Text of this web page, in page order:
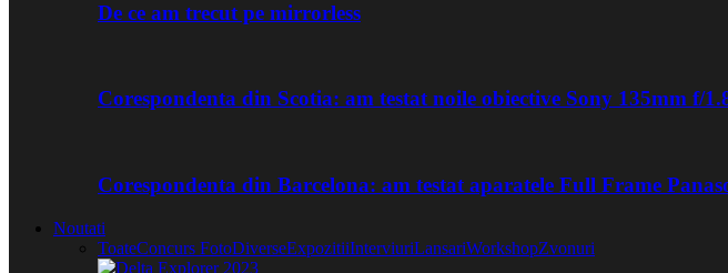
De ce am trecut pe mirrorless
Corespondenta din Scotia: am testat noile obiective Sony 135mm f/
Corespondenta din Barcelona: am testat aparatele Full Frame
Noutati
ToateConcurs FotoDiverseExpozitiiInterviuriLansariWorkshopZvonuri